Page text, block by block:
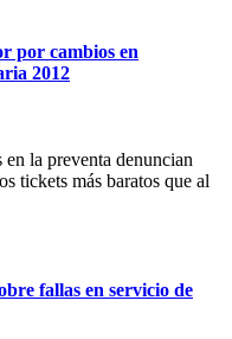
por cambios en
2012
la preventa denuncian
tickets más baratos que al
fallas en servicio de